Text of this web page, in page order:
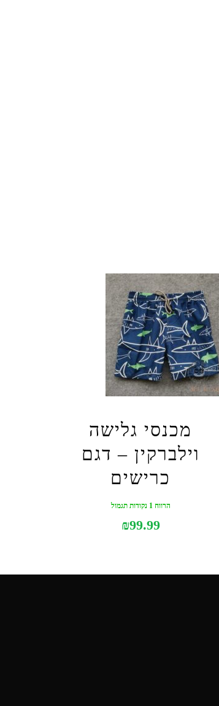
מכנסי גלישה
וילברקין – דגם
כרישים
הרווח 1 נקודות תגמול
₪99.99